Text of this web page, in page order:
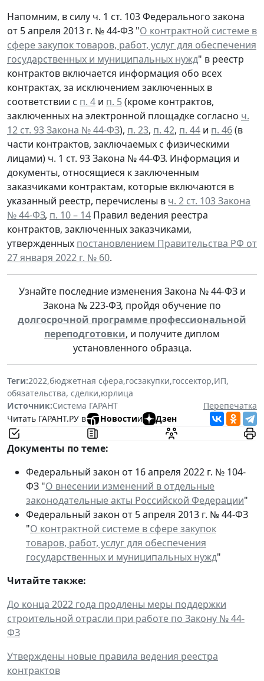
Напомним, в силу ч. 1 ст. 103 Федерального закона
от 5 апреля 2013 г. № 44-ФЗ "О контрактной системе в
сфере закупок товаров, работ, услуг для обеспечения
государственных и муниципальных нужд" в реестр
контрактов включается информация обо всех
контрактах, за исключением заключенных в
соответствии с п. 4 и п. 5(кроме контрактов,
заключенных на электронной площадке согласно ч.
12 ст. 93 Закона № 44-ФЗ), п. 23, п. 42, п. 44 и п. 46(в
части контрактов, заключаемых с физическими
лицами) ч. 1 ст. 93 Закона № 44-ФЗ. Информация и
документы, относящиеся к заключенным
заказчиками контрактам, которые включаются в
указанный реестр, перечислены в ч. 2 ст. 103 Закона
№ 44-ФЗ, п. 10 – 14 Правил ведения реестра
контрактов, заключенных заказчиками,
утвержденных постановлением Правительства РФ от
27 января 2022 г. № 60.
Узнайте последние изменения Закона № 44-ФЗ и
Закона № 223-ФЗ, пройдя обучение по
долгосрочной программе профессиональной
переподготовки, и получите диплом
установленного образца.
Теги:2022,бюджетная сфера,госзакупки,госсектор,ИП,
обязательства, сделки,юрлица
Источник:Система ГАРАНТ
Перепечатка
Читать ГАРАНТ.РУ в
Новостии Дзен
Документы по теме:
Федеральный закон от 16 апреля 2022 г. № 104-
ФЗ "О внесении изменений в отдельные
законодательные акты Российской Федерации"
Федеральный закон от 5 апреля 2013 г. № 44-ФЗ
"О контрактной системе в сфере закупок
товаров, работ, услуг для обеспечения
государственных и муниципальных нужд"
Читайте также:
До конца 2022 года продлены меры поддержки
строительной отрасли при работе по Закону № 44-
ФЗ
Утверждены новые правила ведения реестра
контрактов